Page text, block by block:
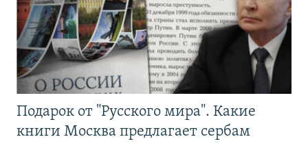
Подарок от "Русского мира". Какие
книги Москва предлагает сербам